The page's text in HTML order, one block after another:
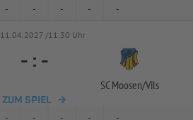
- - - - -
11.04.2027 /11:30 Uhr
- : -
SC Moosen/Vils
ZUM SPIEL
- - - - -